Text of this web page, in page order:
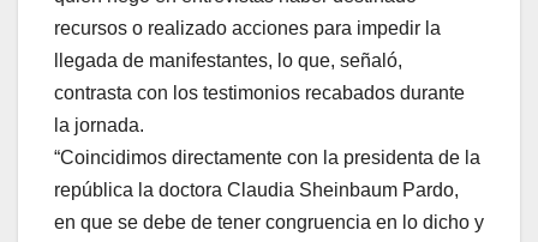
recursos o realizado acciones para impedir la
llegada de manifestantes, lo que, señaló,
contrasta con los testimonios recabados durante
la jornada.
“Coincidimos directamente con la presidenta de la
república la doctora Claudia Sheinbaum Pardo,
en que se debe de tener congruencia en lo dicho y